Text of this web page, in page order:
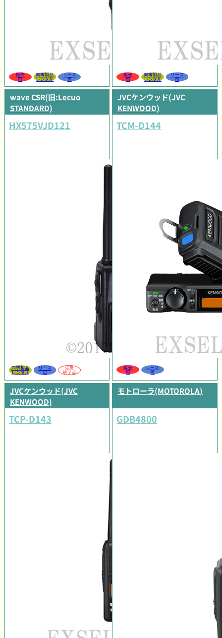
販売
可
同等製品
レンタル
リース
可
販売
可
同等製品
レンタル
リース
可
wave CSR(旧:Lecuo
STANDARD)
HX575VJD121
同等製品
レンタル
リース
可
生産
終了品
JVCケンウッド(JVC
KENWOOD)
TCM-D144
販売
可
リース
可
JVCケンウッド(JVC
KENWOOD)
TCP-D143
モトローラ(MOTOROLA)
GDB4800